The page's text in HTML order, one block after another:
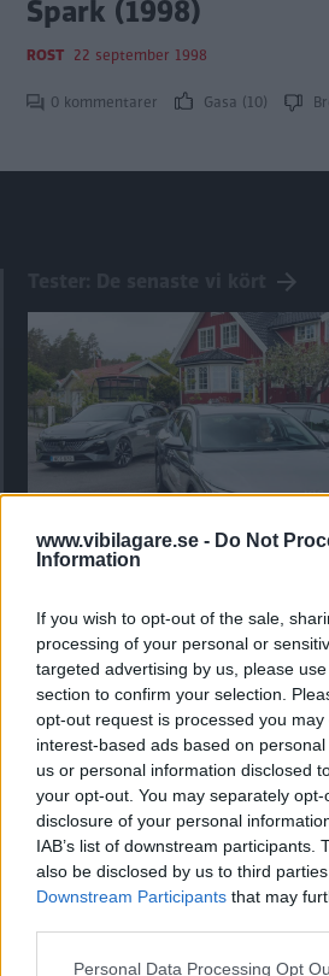
www.vibilagare.se - Do Not
Information
If you wish to opt-out of the sale,
processing of your personal or
targeted advertising by us, please
section to confirm your selection.
opt-out request is processed you may
interest-based ads based on
us or personal information disclosed
your opt-out. You may separately
disclosure of your personal
IAB’s list of downstream participants.
also be disclosed by us to third
Downstream Participants that may
Please note that this website/app
Personal Data Processing Opt
Spark (1998)
ROST 22 september 1998
0 kommentarer Gasa (10)
Kia utmanar i
av ”gamlingen”
Nykomlingen fälls av en besvärande